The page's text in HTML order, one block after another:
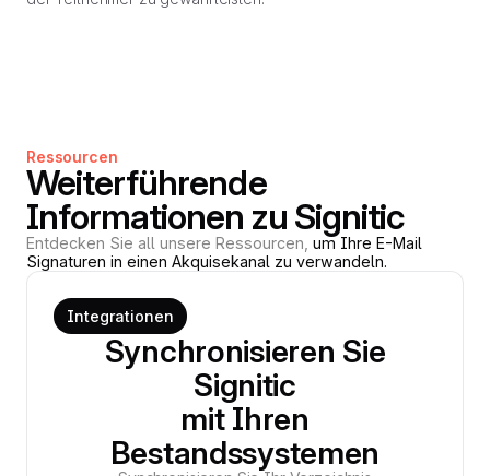
Ressourcen
Weiterführende
Informationen zu Signitic
Entdecken Sie all unsere Ressourcen, um Ihre E-Mail
Signaturen in einen Akquisekanal zu verwandeln.
Integrationen
Synchronisieren Sie
Signitic
mit Ihren
Bestandssystemen